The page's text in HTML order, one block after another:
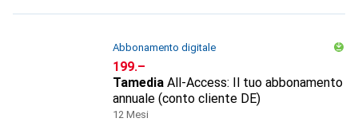
Abbonamento digitale
CHF
199.–
Tamedia All-Access: Il tuo abbonamento
annuale (conto cliente DE)
12 Mesi